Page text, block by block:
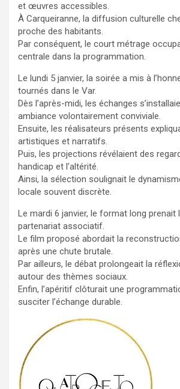
et œuvres accessibles.
À Carqueiranne, la diffusion culturelle
proche des habitants.
Par conséquent, le court métrage
centrale dans la programmation.
Le lundi 5 janvier, la soirée a mis à
tournés dans le Var.
Dès l’après-midi, les échanges
ambiance volontairement conviviale.
Ensuite, les réalisateurs présents
artistiques et narratifs.
Puis, les projections révélaient des
handicap et l’altérité.
Ainsi, la sélection soulignait le
locale souvent discrète.
Le mardi 6 janvier, le format long prenait
partenariat associatif.
Le film proposé abordait la
après une chute brutale.
Par ailleurs, le débat prolongeait la
autour des thèmes sociaux.
Enfin, l’apéritif clôturait une
susciter l’échange durable.